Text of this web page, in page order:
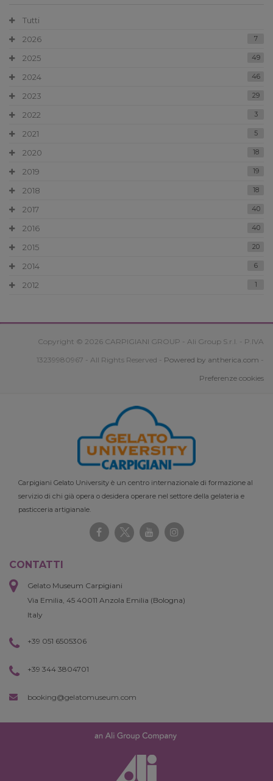
Tutti
2026
7
2025 49
2024 46
2023 29
2022 3
2021 5
2020 18
2019 19
2018 18
2017 40
2016 40
2015 20
2014 6
2012 1
Copyright © 2026 CARPIGIANI GROUP - Ali Group S.r.l. - P.IVA
13239980967 - All Rights Reserved - Powered by antherica.com -
Preferenze cookies
Carpigiani Gelato University è un centro internazionale di formazione al
servizio di chi già opera o desidera operare nel settore della gelateria e
pasticceria artigianale.
CONTATTI
Gelato Museum Carpigiani
Via Emilia, 45 40011 Anzola Emilia (Bologna)
Italy
+39 051 6505306
+39 344 3804701
booking@gelatomuseum.com